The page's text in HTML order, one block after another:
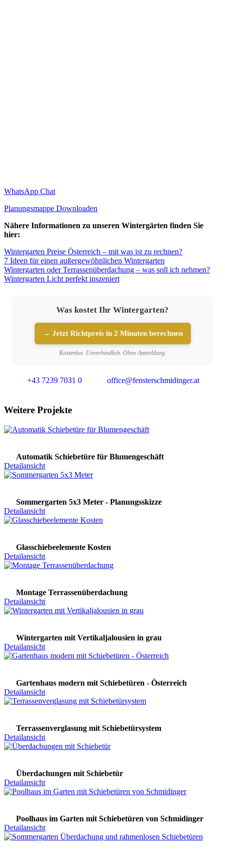
WhatsApp Chat
Planungsmappe Downloaden
Nähere Informationen zu unseren Wintergärten finden Sie
hier:
Wintergarten Preise Österreich – mit was ist zu rechnen?
7 Ideen für einen außergewöhnlichen Wintergarten
Wintergarten oder Terrassenüberdachung – was soll ich nehmen?
Wintergarten Licht perfekt inszeniert
Was kostet Ihr Wintergarten?
→ Jetzt Richtpreis in 2 Minuten berechnen
Kostenlos. Unverbindlich. Ohne Anmeldung.
+43 7239 7031 0 office@fensterschmidinger.at
Weitere Projekte
Automatik Schiebetüre für Blumengeschäft
Detailansicht
Sommergarten 5x3 Meter - Planungsskizze
Detailansicht
Glasschiebeelemente Kosten
Detailansicht
Montage Terrassenüberdachung
Detailansicht
Wintergarten mit Vertikaljalousien in grau
Detailansicht
Gartenhaus modern mit Schiebetüren - Österreich
Detailansicht
Terrassenverglasung mit Schiebetürsystem
Detailansicht
Überdachungen mit Schiebetür
Detailansicht
Poolhaus im Garten mit Schiebetüren von Schmidinger
Detailansicht